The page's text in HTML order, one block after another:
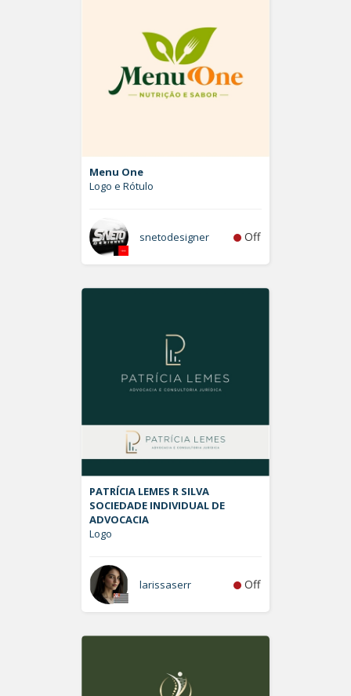
Menu One
Logo e Rótulo
snetodesigner Off
PATRÍCIA LEMES R SILVA
SOCIEDADE INDIVIDUAL DE
ADVOCACIA
Logo
larissaserr Off